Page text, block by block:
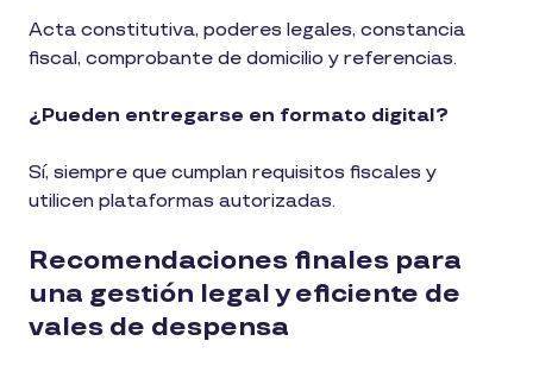
Acta constitutiva, poderes legales, constancia
fiscal, comprobante de domicilio y referencias.
¿Pueden entregarse en formato digital?
Sí, siempre que cumplan requisitos fiscales y
utilicen plataformas autorizadas.
Recomendaciones finales para
una gestión legal y eficiente de
vales de despensa